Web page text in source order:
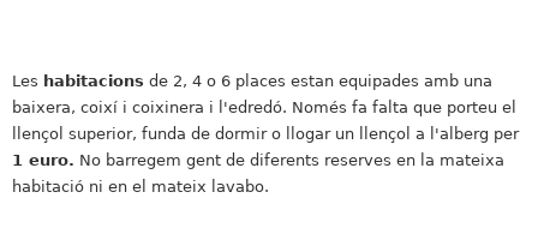
Les habitacions de 2, 4 o 6 places estan equipades amb una
baixera, coixí i coixinera i l'edredó. Només fa falta que porteu el
llençol superior, funda de dormir o llogar un llençol a l'alberg per
1 euro. No barregem gent de diferents reserves en la mateixa
habitació ni en el mateix lavabo.